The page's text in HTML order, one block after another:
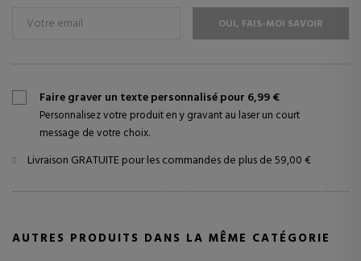
OUI, FAIS-MOI SAVOIR
Faire graver un texte personnalisé pour 6,99 €
Personnalisez votre produit en y gravant au laser un court
message de votre choix.
Livraison GRATUITE pour les commandes de plus de 59,00 €
AUTRES PRODUITS DANS LA MÊME CATÉGORIE